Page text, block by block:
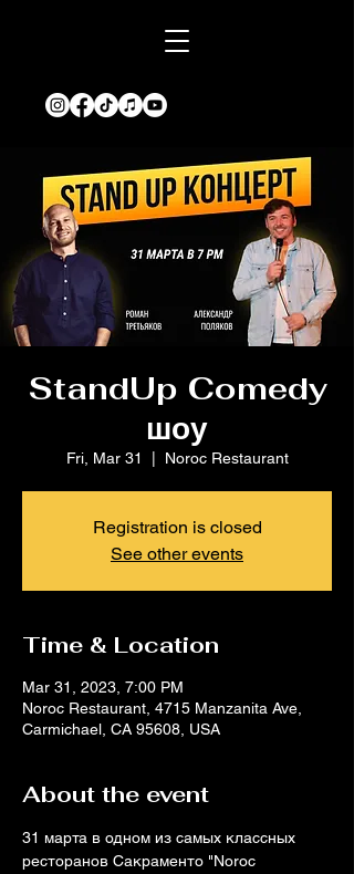
StandUp Comedy
шоу
Fri, Mar 31 Noroc Restaurant
Registration is closed
See other events
Time & Location
Mar 31, 2023, 7:00 PM
Noroc Restaurant, 4715 Manzanita Ave,
Carmichael, CA 95608, USA
About the event
3﻿1 марта в одном из самых классных
ресторанов Сакраменто "Noroc